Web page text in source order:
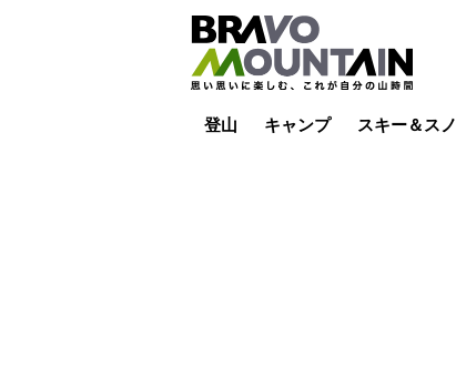
登山 キャンプ スキー＆ス